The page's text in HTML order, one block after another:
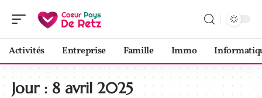
Activités Entreprise Famille Immo
Jour : 8 avril 2025